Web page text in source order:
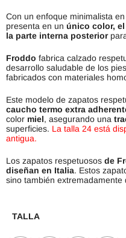
Con un enfoque minimalista
presenta en un único color,
la parte interna posterior
Froddo fabrica calzado
desarrollo saludable de los
fabricados con materiales
Este modelo de zapatos
caucho termo extra
color miel, asegurando una
superficies. La talla 24 está
antigua.
Los zapatos respetuosos de
diseñan en Italia. Estos
sino también extremadamente
TALLA